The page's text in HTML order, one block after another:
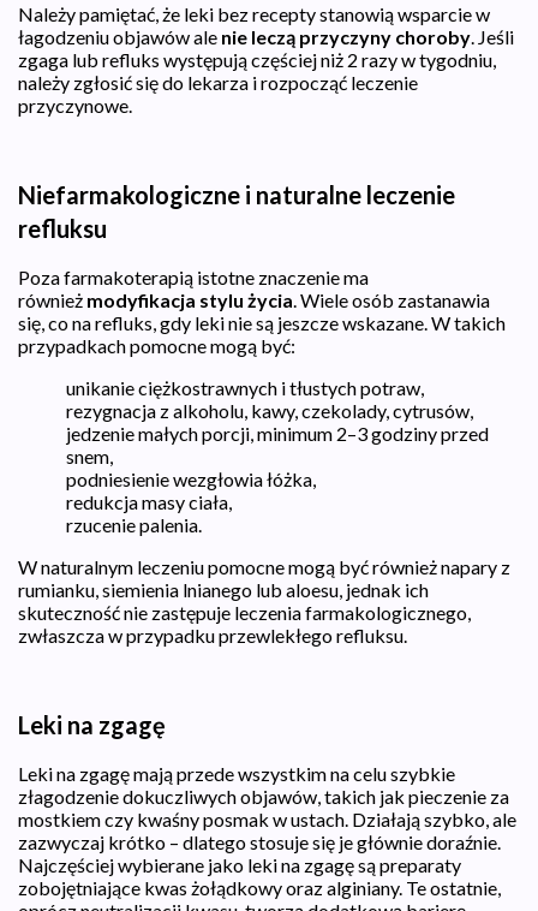
Należy pamiętać, że leki bez recepty stanowią wsparcie w
łagodzeniu objawów ale nie leczą przyczyny choroby . Jeśli
zgaga lub refluks występują częściej niż 2 razy w tygodniu,
należy zgłosić się do lekarza i rozpocząć leczenie
przyczynowe.
Niefarmakologiczne i naturalne leczenie
refluksu
Poza farmakoterapią istotne znaczenie ma
również modyfikacja stylu życia. Wiele osób zastanawia
się, co na refluks, gdy leki nie są jeszcze wskazane. W takich
przypadkach pomocne mogą być:
unikanie ciężkostrawnych i tłustych potraw,
rezygnacja z alkoholu, kawy, czekolady, cytrusów,
jedzenie małych porcji, minimum 2–3 godziny przed
snem,
podniesienie wezgłowia łóżka,
redukcja masy ciała,
rzucenie palenia.
W naturalnym leczeniu pomocne mogą być również napary z
rumianku, siemienia lnianego lub aloesu, jednak ich
skuteczność nie zastępuje leczenia farmakologicznego,
zwłaszcza w przypadku przewlekłego refluksu.
Leki na zgagę
Leki na zgagę mają przede wszystkim na celu szybkie
złagodzenie dokuczliwych objawów, takich jak pieczenie za
mostkiem czy kwaśny posmak w ustach. Działają szybko, ale
zazwyczaj krótko – dlatego stosuje się je głównie doraźnie.
Najczęściej wybierane jako leki na zgagę są preparaty
zobojętniające kwas żołądkowy oraz alginiany. Te ostatnie,